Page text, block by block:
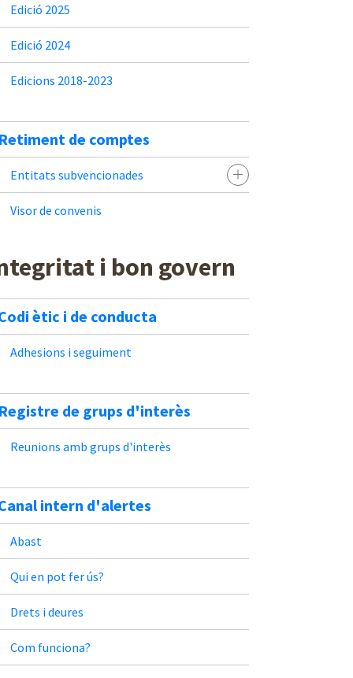
Edició 2025
Edició 2024
Edicions 2018-2023
de comptes
Entitats subvencionades
Visor de convenis
i bon govern
ètic i de conducta
Adhesions i seguiment
de grups d'interès
Reunions amb grups d'interès
intern d'alertes
Abast
Qui en pot fer ús?
Drets i deures
Com funciona?